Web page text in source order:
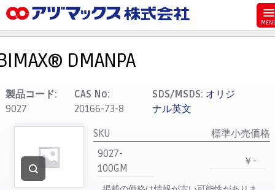
お気に入り
カート
マイアカウント
代理店一覧
支払い
DMANPA
製品コード:
9027
CAS No:
20166-73-8
SDS/MSDS: オリジ
ナル英文
SKU
標準小売価格
9027-
100GM
￥-